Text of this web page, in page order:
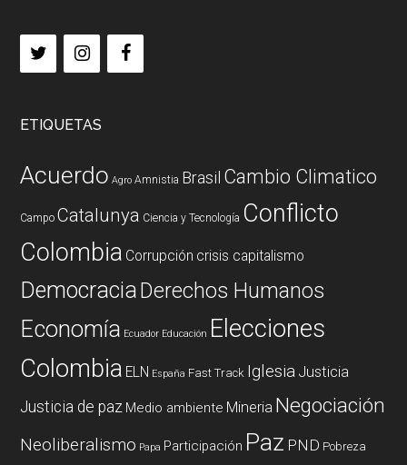
ETIQUETAS
Acuerdo Agro Amnistia Brasil Cambio Climatico
Campo Catalunya Ciencia y Tecnología Conflicto
Colombia Corrupción crisis capitalismo
DemocraciaDerechos Humanos
Economía Ecuador Educación Elecciones
Colombia ELN España Fast Track Iglesia Justicia
Justicia de paz Medio ambiente Mineria Negociación
Neoliberalismo Papa Participación Paz PND Pobreza